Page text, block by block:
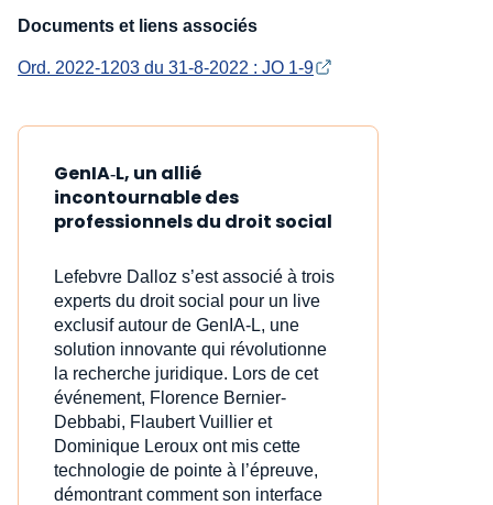
Documents et liens associés
Ord. 2022-1203 du 31-8-2022 : JO 1-9
GenIA‑L, un allié
incontournable des
professionnels du droit social
Lefebvre Dalloz s’est associé à trois
experts du droit social pour un live
exclusif autour de GenIA‑L, une
solution innovante qui révolutionne
la recherche juridique. Lors de cet
événement, Florence Bernier-
Debbabi, Flaubert Vuillier et
Dominique Leroux ont mis cette
technologie de pointe à l’épreuve,
démontrant comment son interface